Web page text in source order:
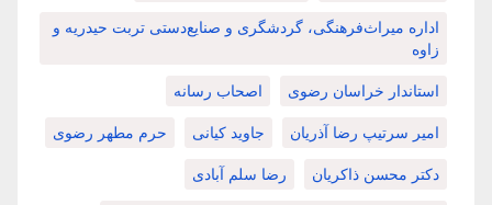
اداره میراث‌فرهنگی، گردشگری و صنایع‌دستی تربت حیدریه و
زاوه
استاندار خراسان رضوی اصحاب رسانه
امیر سرتیپ رضا آذریان جاوید کیانی حرم مطهر رضوی
دکتر محسن ذاکریان رضا سلم آبادی